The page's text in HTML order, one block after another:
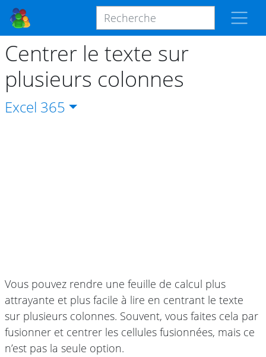
Centrer le texte sur
plusieurs colonnes
Excel 365
Vous pouvez rendre une feuille de calcul plus
attrayante et plus facile à lire en centrant le texte
sur plusieurs colonnes. Souvent, vous faites cela par
fusionner et centrer les cellules fusionnées, mais ce
n’est pas la seule option.